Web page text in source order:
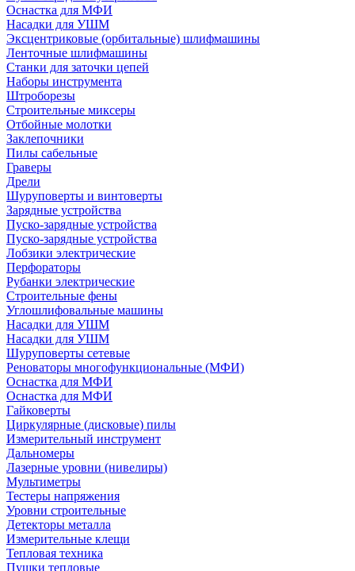
Оснастка для МФИ
Насадки для УШМ
Эксцентриковые (орбитальные) шлифмашины
Ленточные шлифмашины
Станки для заточки цепей
Наборы инструмента
Штроборезы
Строительные миксеры
Отбойные молотки
Заклепочники
Пилы сабельные
Граверы
Дрели
Шуруповерты и винтоверты
Зарядные устройства
Пуско-зарядные устройства
Пуско-зарядные устройства
Лобзики электрические
Перфораторы
Рубанки электрические
Строительные фены
Углошлифовальные машины
Насадки для УШМ
Насадки для УШМ
Шуруповерты сетевые
Реноваторы многофункциональные (МФИ)
Оснастка для МФИ
Оснастка для МФИ
Гайковерты
Циркулярные (дисковые) пилы
Измерительный инструмент
Дальномеры
Лазерные уровни (нивелиры)
Мультиметры
Тестеры напряжения
Уровни строительные
Детекторы металла
Измерительные клещи
Тепловая техника
Пушки тепловые